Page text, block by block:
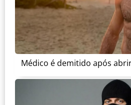
Médico é demitido após